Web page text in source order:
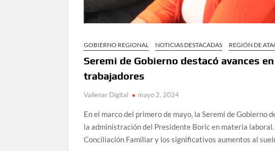
GOBIERNO REGIONAL NOTICIAS DESTACADAS REGIÓN DE
Seremi de Gobierno destacó avances
trabajadores
Vallenar Digital mayo 2, 2024
En el marco del primero de mayo, la Seremi de Gobierno
la administración del Presidente Boric en materia
Conciliación Familiar y los significativos aumentos al